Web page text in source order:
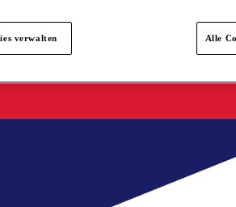
verwalten Alle